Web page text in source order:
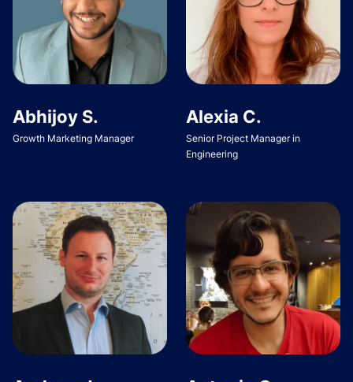
Abhijoy S.
Growth Marketing Manager
Alexia C.
Senior Project Manager in
Engineering